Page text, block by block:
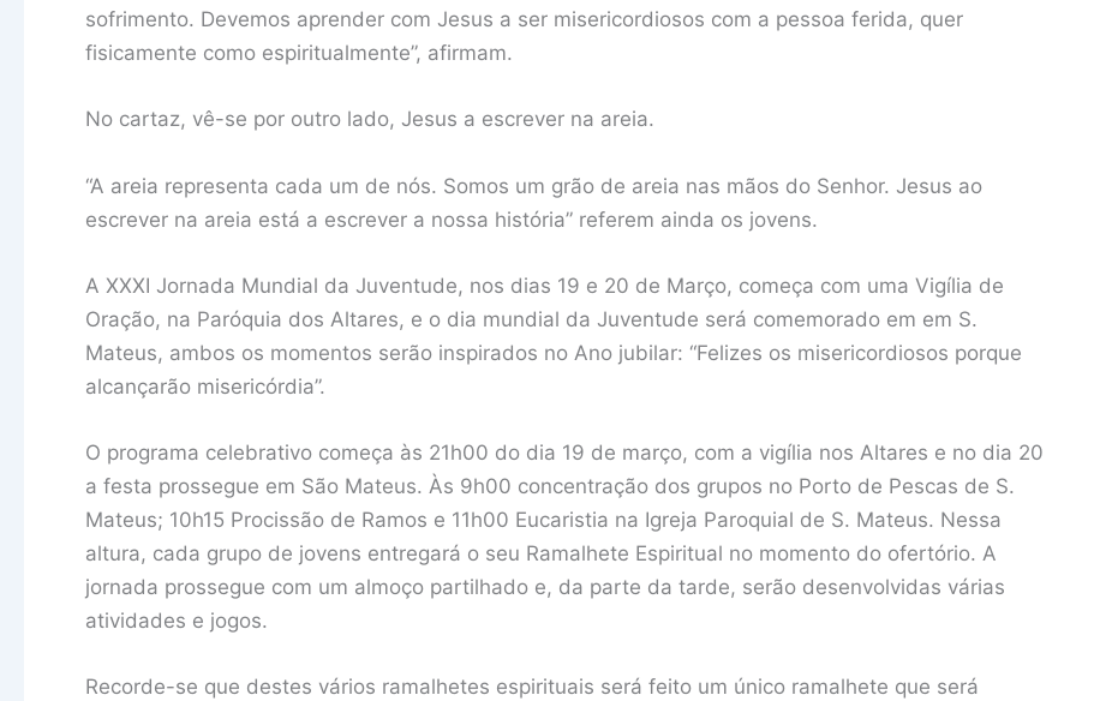
sofrimento. Devemos aprender com Jesus a ser misericordiosos com a pessoa ferida, quer
fisicamente como espiritualmente”, afirmam.
No cartaz, vê-se por outro lado, Jesus a escrever na areia.
“A areia representa cada um de nós. Somos um grão de areia nas mãos do Senhor. Jesus ao
escrever na areia está a escrever a nossa história” referem ainda os jovens.
A XXXI Jornada Mundial da Juventude, nos dias 19 e 20 de Março, começa com uma Vigília de
Oração, na Paróquia dos Altares, e o dia mundial da Juventude será comemorado em em S.
Mateus, ambos os momentos serão inspirados no Ano jubilar: “Felizes os misericordiosos porque
alcançarão misericórdia”.
O programa celebrativo começa às 21h00 do dia 19 de março, com a vigília nos Altares e no dia 20
a festa prossegue em São Mateus. Às 9h00 concentração dos grupos no Porto de Pescas de S.
Mateus; 10h15 Procissão de Ramos e 11h00 Eucaristia na Igreja Paroquial de S. Mateus. Nessa
altura, cada grupo de jovens entregará o seu Ramalhete Espiritual no momento do ofertório. A
jornada prossegue com um almoço partilhado e, da parte da tarde, serão desenvolvidas várias
atividades e jogos.
Recorde-se que destes vários ramalhetes espirituais será feito um único ramalhete que será